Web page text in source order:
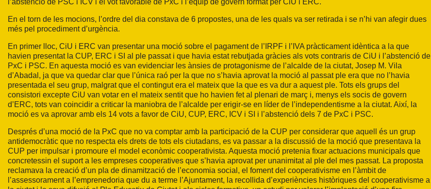
l’abstenció de PSC i ICV i el vot favorable de PxC i l’equip de govern format per CiU i ERC.
En el torn de les mocions, l’ordre del dia constava de 6 propostes, una de les quals va ser retirada i se n’hi van afegir dues
més pel procediment d’urgència.
En primer lloc, CiU i ERC van presentar una moció sobre el pagament de l’IRPF i l’IVA pràcticament idèntica a la que
havien presentat la CUP, ERC i SI al ple passat i que havia estat rebutjada gràcies als vots contraris de CiU i l’abstenció de
PxC i PSC. En aquesta moció es van evidenciar les ànsies de protagonisme de l’alcalde de la ciutat, Josep M. Vila
d’Abadal, ja que va quedar clar que l’única raó per la que no s’havia aprovat la moció al passat ple era que no l’havia
presentada el seu grup, malgrat que el contingut era el mateix que la que es va dur a aquest ple. Tots els grups del
consistori excepte CiU van votar en el mateix sentit que ho havien fet al plenari de març i, menys els socis de govern
d’ERC, tots van coincidir a criticar la maniobra de l’alcalde per erigir-se en líder de l’independentisme a la ciutat. Així, la
moció es va aprovar amb els 14 vots a favor de CiU, CUP, ERC, ICV i SI i l’abstenció dels 7 de PxC i PSC.
Després d’una moció de la PxC que no va comptar amb la participació de la CUP per considerar que aquell és un grup
antidemocràtic que no respecta els drets de tots els ciutadans, es va passar a la discussió de la moció que presentava la
CUP per impulsar i promoure el model econòmic cooperativista. Aquesta moció pretenia fixar actuacions municipals que
concretessin el suport a les empreses cooperatives que s’havia aprovat per unanimitat al ple del mes passat. La proposta
reclamava la creació d’un pla de dinamització de l’economia social, el foment del cooperativisme en l’àmbit de
l’assessorament a l’emprenedoria que du a terme l’Ajuntament, la recollida d’experiències històriques del cooperativisme a